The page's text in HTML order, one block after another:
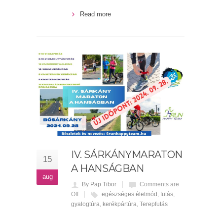
Read more
15
aug
IV. SÁRKÁNYMARATON
A HANSÁGBAN
By Pap Tibor
Comments are
Off
egészséges életmód futás
gyalogtúra kerékpártúra Terepfutás